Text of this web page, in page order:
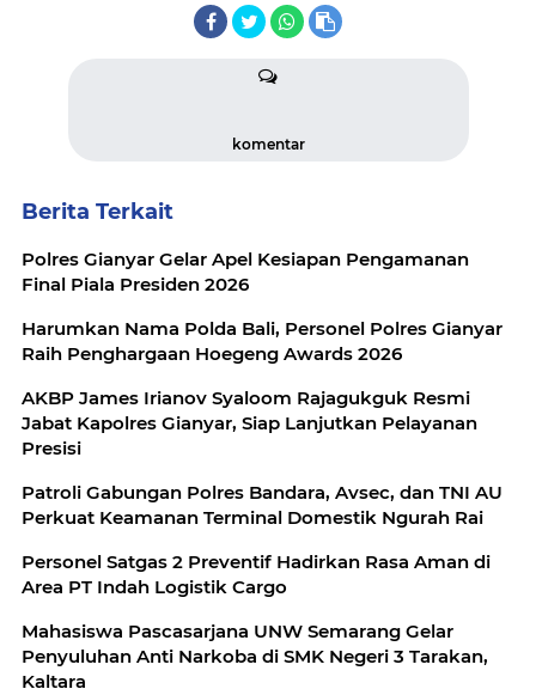
komentar
Berita Terkait
Polres Gianyar Gelar Apel Kesiapan Pengamanan
Final Piala Presiden 2026
Harumkan Nama Polda Bali, Personel Polres Gianyar
Raih Penghargaan Hoegeng Awards 2026
AKBP James Irianov Syaloom Rajagukguk Resmi
Jabat Kapolres Gianyar, Siap Lanjutkan Pelayanan
Presisi
Patroli Gabungan Polres Bandara, Avsec, dan TNI AU
Perkuat Keamanan Terminal Domestik Ngurah Rai
Personel Satgas 2 Preventif Hadirkan Rasa Aman di
Area PT Indah Logistik Cargo
Mahasiswa Pascasarjana UNW Semarang Gelar
Penyuluhan Anti Narkoba di SMK Negeri 3 Tarakan,
Kaltara